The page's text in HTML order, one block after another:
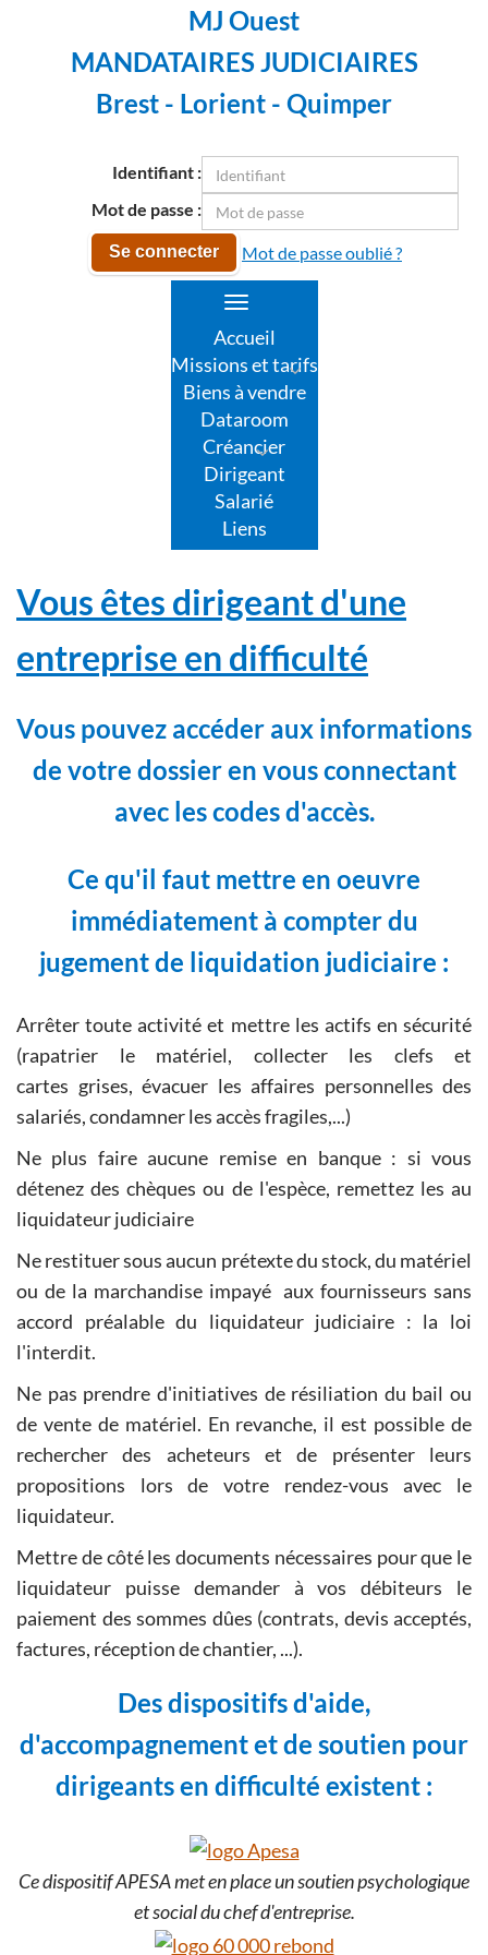
MJ Ouest
MANDATAIRES JUDICIAIRES
Brest - Lorient - Quimper
Identifiant :
Mot de passe :
Se connecter Mot de passe oublié ?
Toggle
navigation
Accueil
Missions et tarifs
Biens à vendre
Dataroom
Créancier
Dirigeant
Salarié
Liens
Vous êtes dirigeant d'une
entreprise en difficulté
Vous pouvez accéder aux informations
de votre dossier en vous connectant
avec les codes d'accès.
Ce qu'il faut mettre en oeuvre
immédiatement à compter du
jugement de liquidation judiciaire :
Arrêter toute activité et mettre les actifs en sécurité
(rapatrier le matériel, collecter les clefs et
cartes grises, évacuer les affaires personnelles des
salariés, condamner les accès fragiles,...)
Ne plus faire aucune remise en banque : si vous
détenez des chèques ou de l'espèce, remettez les au
liquidateur judiciaire
Ne restituer sous aucun prétexte du stock, du matériel
ou de la marchandise impayé aux fournisseurs sans
accord préalable du liquidateur judiciaire : la loi
l'interdit.
Ne pas prendre d'initiatives de résiliation du bail ou
de vente de matériel. En revanche, il est possible de
rechercher des acheteurs et de présenter leurs
propositions lors de votre rendez-vous avec le
liquidateur.
Mettre de côté les documents nécessaires pour que le
liquidateur puisse demander à vos débiteurs le
paiement des sommes dûes (contrats, devis acceptés,
factures, réception de chantier, ...).
Des dispositifs d'aide,
d'accompagnement et de soutien pour
dirigeants en difficulté existent :
Ce dispositif APESA met en place un soutien psychologique
et social du chef d'entreprise.